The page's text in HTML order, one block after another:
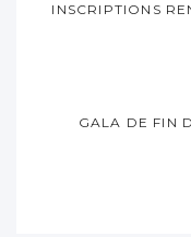
INSCRIPTIONS
GALA DE FIN